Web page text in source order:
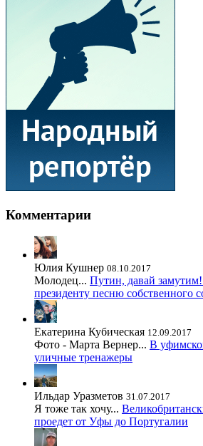
Комментарии
Юлия Кушнер 08.10.2017
Молодец... Путин, давай
президенту песню собственного
Екатерина Кубическая 12.09.2017
Фото - Марта Вернер... В
уличные тренажеры
Ильдар Уразметов 31.07.2017
Я тоже так хочу...
проедет от Уфы до Португалии